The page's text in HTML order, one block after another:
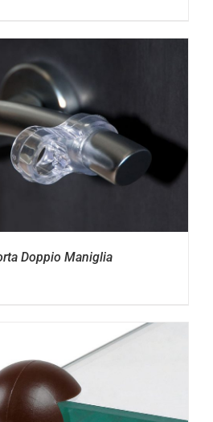
Doppio Maniglia